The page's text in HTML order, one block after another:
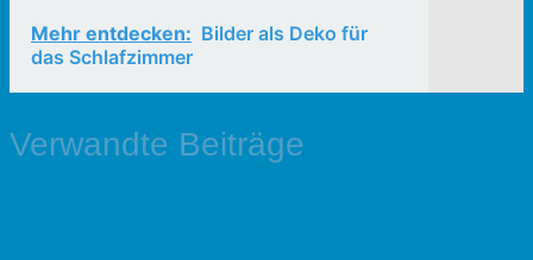
Mehr entdecken: Bilder als Deko für
das Schlafzimmer
Verwandte Beiträge